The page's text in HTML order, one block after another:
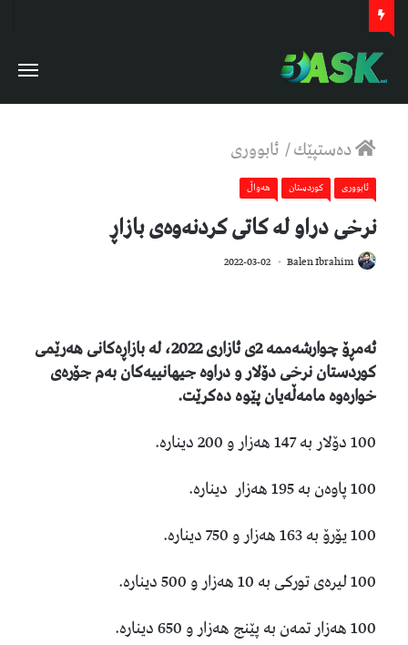
دەستپێك/ ئابووری
ئابووری كوردستان هەواڵ
نرخی دراو له‌ كاتی كردنه‌وه‌ی بازاڕ
Balen Ibrahim
2022-03-02
ئه‌مڕۆ چوارشەممە 2ی ئازاری 2022، له‌ بازاڕه‌كانی هه‌رێمی
كوردستان نرخی دۆلار و دراوه‌ جیهانییه‌كان به‌م جۆره‌ی
خواره‌وه‌ مامه‌ڵه‌یان پێوه‌ ده‌كرێت.
100 دۆلار به‌ 147 هه‌زار و 200 دیناره‌.
100 پاوه‌ن به‌ 195 هه‌زار دیناره‌.
100 یۆرۆ به‌ 163 هه‌زار و 750 دیناره‌.
100 لیره‌ی توركی به‌ 10 هه‌زار و 500 دیناره‌.
100 هه‌زار تمه‌ن به‌ پێنج هه‌زار و 650 دیناره‌.